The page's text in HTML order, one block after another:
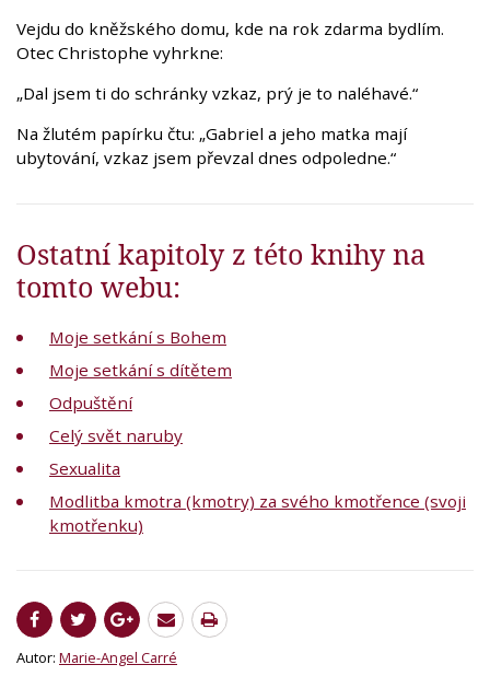
Vejdu do kněžského domu, kde na rok zdarma bydlím.
Otec Christophe vyhrkne:
„Dal jsem ti do schránky vzkaz, prý je to naléhavé.“
Na žlutém papírku čtu: „Gabriel a jeho matka mají
ubytování, vzkaz jsem převzal dnes odpoledne.“
Ostatní kapitoly z této knihy na
tomto webu:
Moje setkání s Bohem
Moje setkání s dítětem
Odpuštění
Celý svět naruby
Sexualita
Modlitba kmotra (kmotry) za svého kmotřence (svoji
kmotřenku)
Autor: Marie-Angel Carré